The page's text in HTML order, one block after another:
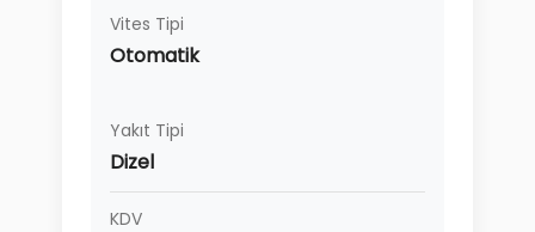
Vites Tipi
Otomatik
Yakıt Tipi
Dizel
KDV